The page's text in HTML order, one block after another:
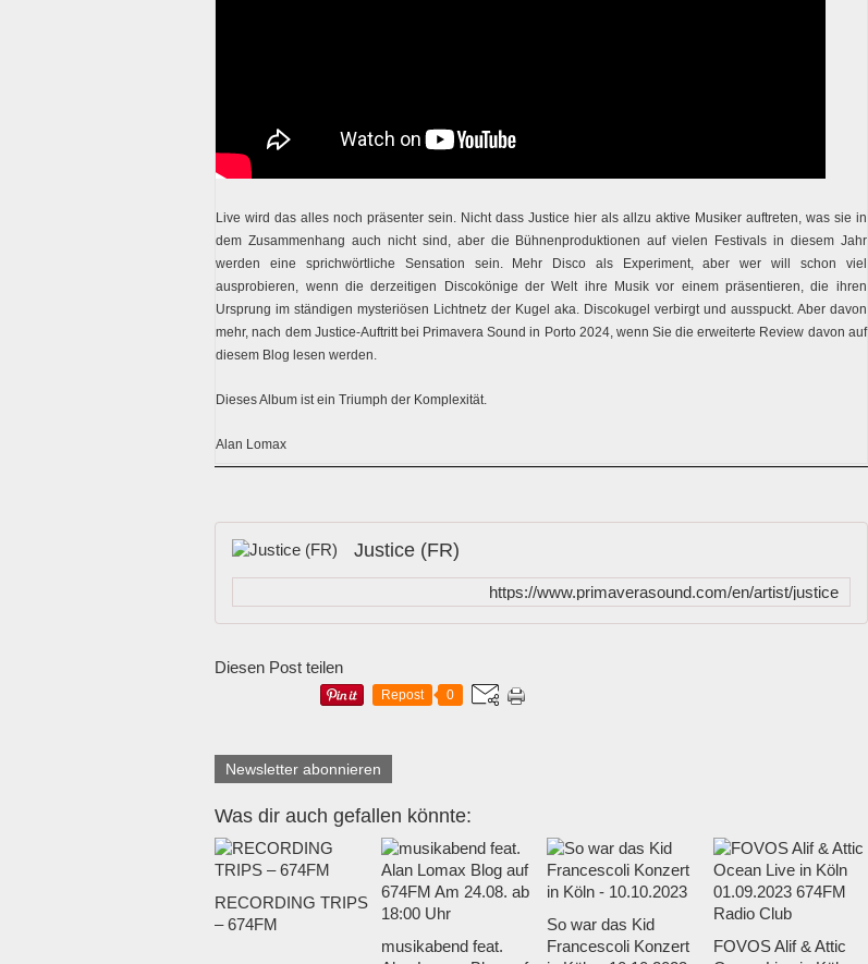
Live wird das alles noch präsenter sein. Nicht dass Justice hier als allzu aktive Musiker auftreten, was sie in
dem Zusammenhang auch nicht sind, aber die Bühnenproduktionen auf vielen Festivals in diesem Jahr
werden eine sprichwörtliche Sensation sein. Mehr Disco als Experiment, aber wer will schon viel
ausprobieren, wenn die derzeitigen Discokönige der Welt ihre Musik vor einem präsentieren, die ihren
Ursprung im ständigen mysteriösen Lichtnetz der Kugel aka. Discokugel verbirgt und ausspuckt. Aber davon
mehr, nach dem Justice-Auftritt bei Primavera Sound in Porto 2024, wenn Sie die erweiterte Review davon auf
diesem Blog lesen werden.
Dieses Album ist ein Triumph der Komplexität.
Alan Lomax
Justice (FR)
https://www.primaverasound.com/en/artist/justice
Diesen Post teilen
Repost 0
Newsletter abonnieren
Was dir auch gefallen könnte:
RECORDING TRIPS
– 674FM
musikabend feat.
So war das Kid
Francescoli Konzert
FOVOS Alif & Attic